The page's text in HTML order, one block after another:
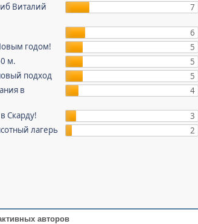
Виталий
7
6
годом!
5
м.
5
подход
5
в
4
Скарду!
3
лагерь
2
авторов